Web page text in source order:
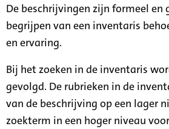
De beschrijvingen zijn formeel en
begrijpen van een inventaris
en ervaring.
Bij het zoeken in de inventaris
gevolgd. De rubrieken in de
van de beschrijving op een lager
zoekterm in een hoger niveau